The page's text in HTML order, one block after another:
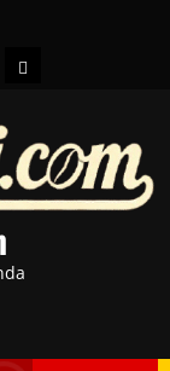
Entertainment